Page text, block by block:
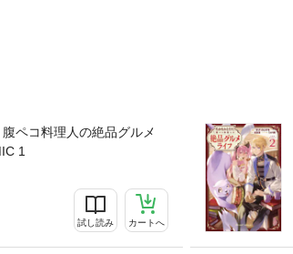
ペコ料理人の絶品グルメ
1
試し読み カートへ